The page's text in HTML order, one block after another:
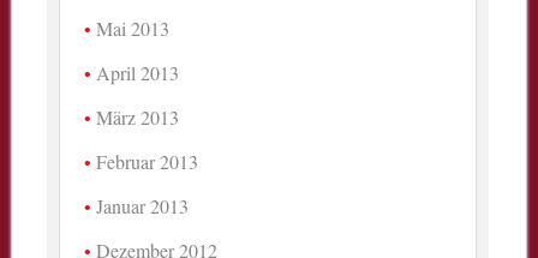
Mai 2013
April 2013
März 2013
Februar 2013
Januar 2013
Dezember 2012